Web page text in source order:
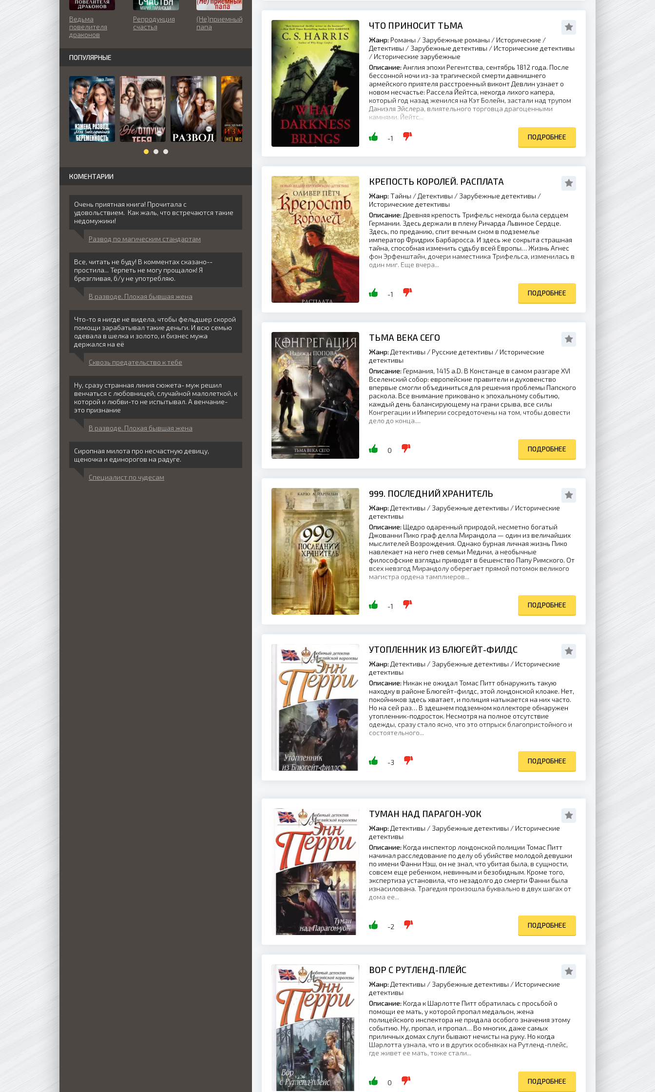
ЧТО ПРИНОСИТ ТЬМА
Жанр: Романы / Зарубежные романы / Исторические /
Детективы / Зарубежные детективы / Исторические детективы
/ Исторические зарубежные
Описание: Англия эпохи Регентства, сентябрь 1812 года. После
бессонной ночи из-за трагической смерти давнишнего
армейского приятеля расстроенный виконт Девлин узнает о
новом несчастье: Рассела Йейтса, некогда лихого капера,
который год назад женился на Кэт Болейн, застали над трупом
Даниэля Эйслера, влиятельного торговца драгоценными
камнями. Йейтс...
-1 ПОДРОБНЕЕ
КРЕПОСТЬ КОРОЛЕЙ. РАСПЛАТА
Жанр: Тайны / Детективы / Зарубежные детективы /
Исторические детективы
Описание: Древняя крепость Трифельс некогда была сердцем
Германии. Здесь держали в плену Ричарда Львиное Сердце.
Здесь, по преданию, спит вечным сном в подземелье
император Фридрих Барбаросса. И здесь же сокрыта страшная
тайна, способная изменить судьбу всей Европы… Жизнь Агнес
фон Эрфенштайн, дочери наместника Трифельса, изменилась в
один миг. Еще вчера...
-1 ПОДРОБНЕЕ
ТЬМА ВЕКА СЕГО
Жанр: Детективы / Русские детективы / Исторические
детективы
Описание: Германия, 1415 a.D. В Констанце в самом разгаре XVI
Вселенский собор: европейские правители и духовенство
впервые смогли объединиться для решения проблемы Папского
раскола. Все внимание приковано к эпохальному событию,
каждый день балансирующему на грани срыва, все силы
Конгрегации и Империи сосредоточены на том, чтобы довести
дело до конца....
0 ПОДРОБНЕЕ
999. ПОСЛЕДНИЙ ХРАНИТЕЛЬ
Жанр: Детективы / Зарубежные детективы / Исторические
детективы
Описание: Щедро одаренный природой, несметно богатый
Джованни Пико граф делла Мирандола — один из величайших
мыслителей Возрождения. Однако бурная личная жизнь Пико
навлекает на него гнев семьи Медичи, а необычные
философские взгляды приводят в бешенство Папу Римского. От
всех невзгод Мирандолу оберегает прямой потомок великого
магистра ордена тамплиеров...
-1 ПОДРОБНЕЕ
УТОПЛЕННИК ИЗ БЛЮГЕЙТ-ФИЛДС
Жанр: Детективы / Зарубежные детективы / Исторические
детективы
Описание: Никак не ожидал Томас Питт обнаружить такую
находку в районе Блюгейт-филдс, этой лондонской клоаке. Нет,
покойников здесь хватает, и полиция натыкается на них часто.
Но на сей раз… В здешнем подземном коллекторе обнаружен
утопленник-подросток. Несмотря на полное отсутствие
одежды, сразу стало ясно, что это отпрыск благопристойного и
состоятельного...
-3 ПОДРОБНЕЕ
ТУМАН НАД ПАРАГОН-УОК
Жанр: Детективы / Зарубежные детективы / Исторические
детективы
Описание: Когда инспектор лондонской полиции Томас Питт
начинал расследование по делу об убийстве молодой девушки
по имени Фанни Нэш, он не знал, что убитая была, в сущности,
совсем еще ребенком, невинным и безобидным. Кроме того,
экспертиза установила, что незадолго до смерти Фанни была
изнасилована. Трагедия произошла буквально в двух шагах от
дома ее...
-2 ПОДРОБНЕЕ
ВОР С РУТЛЕНД-ПЛЕЙС
Жанр: Детективы / Зарубежные детективы / Исторические
детективы
Описание: Когда к Шарлотте Питт обратилась с просьбой о
помощи ее мать, у которой пропал медальон, жена
полицейского инспектора не придала особого значения этому
событию. Ну, пропал, и пропал… Во многих, даже самых
приличных домах слуги бывают нечисты на руку. Но когда
Шарлотта узнала, что и в других особняках на Рутленд-плейс,
где живет ее мать, тоже стали...
0 ПОДРОБНЕЕ
Ведьма
повелителя
драконов
Репродукция
счастья
(Не)приемный
папа
ПОПУЛЯРНЫЕ
КОМЕНТАРИИ
Очень приятная книга! Прочитала с
удовольствием. Как жаль, что встречаются такие
недомужики!
Развод по магическим стандартам
Все, читать не буду! В комментах сказано--
простила... Терпеть не могу прощалок! Я
брезгливая, б/у не употребляю.
В разводе. Плохая бывшая жена
Что-то я нигде не видела, чтобы фельдшер скорой
помощи зарабатывал такие деньги. И всю семью
одевала в шелка и золото, и бизнес мужа
держался на её
Сквозь предательство к тебе
Ну, сразу странная линия сюжета- муж решил
венчаться с любовницей, случайной малолеткой, к
которой и любви-то не испытывал. А венчание-
это признание
В разводе. Плохая бывшая жена
Сиропная милота про несчастную девицу,
щеночка и единорогов на радуге.
Специалист по чудесам